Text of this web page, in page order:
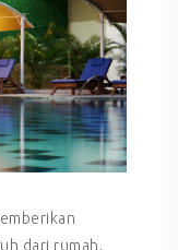
dari rumah.